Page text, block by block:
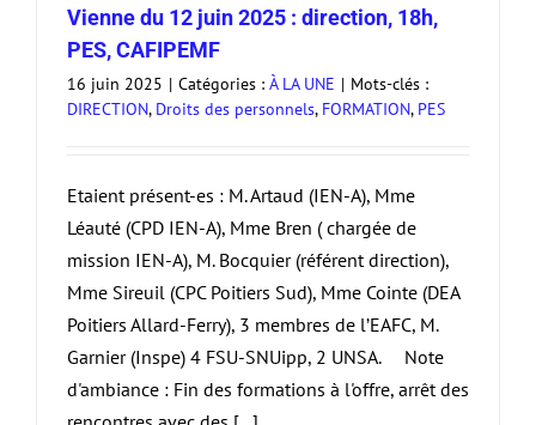
Vienne du 12 juin 2025 : direction, 18h,
PES, CAFIPEMF
16 juin 2025 | Catégories : À LA UNE | Mots-clés :
DIRECTION, Droits des personnels, FORMATION, PES
Etaient présent-es : M. Artaud (IEN-A), Mme
Léauté (CPD IEN-A), Mme Bren ( chargée de
mission IEN-A), M. Bocquier (référent direction),
Mme Sireuil (CPC Poitiers Sud), Mme Cointe (DEA
Poitiers Allard-Ferry), 3 membres de l’EAFC, M.
Garnier (Inspe) 4 FSU-SNUipp, 2 UNSA. Note
d'ambiance : Fin des formations à l'offre, arrêt des